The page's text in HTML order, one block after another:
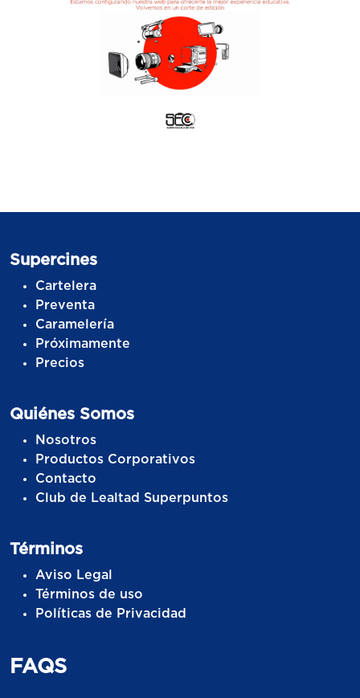
Supercines
Cartelera
Preventa
Caramelería
Próximamente
Precios
Quiénes Somos
Nosotros
Productos Corporativos
Contacto
Club de Lealtad Superpuntos
Términos
Aviso Legal
Términos de uso
Políticas de Privacidad
FAQS